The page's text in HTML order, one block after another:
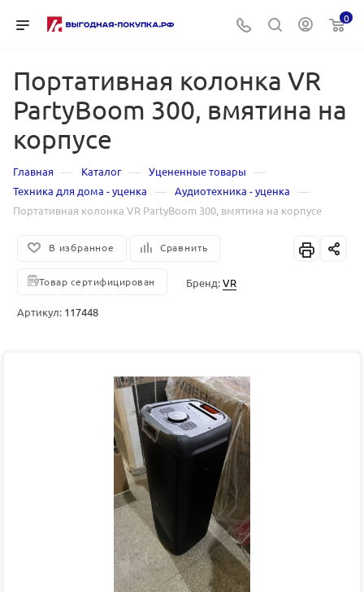
0
Портативная колонка VR
PartyBoom 300, вмятина на
корпусе
Главная — Каталог — Уцененные товары —
Техника для дома - уценка — Аудиотехника - уценка —
Портативная колонка VR PartyBoom 300, вмятина на корпусе
В избранное Сравнить
Товар сертифицирован Бренд:VR
Артикул: 117448